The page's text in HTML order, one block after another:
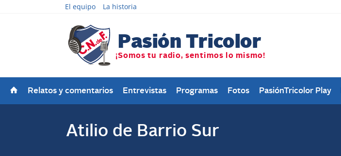
El equipo La historia
Relatos y comentarios Entrevistas Programas Fotos PasiónTricolor Play
Atilio de Barrio Sur